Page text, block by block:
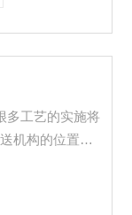
多工艺的实施将
机构的位置值